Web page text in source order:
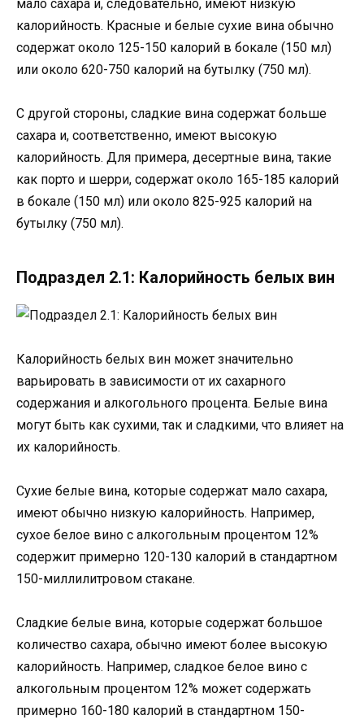
мало сахара и, следовательно, имеют низкую
калорийность. Красные и белые сухие вина обычно
содержат около 125-150 калорий в бокале (150 мл)
или около 620-750 калорий на бутылку (750 мл).
С другой стороны, сладкие вина содержат больше
сахара и, соответственно, имеют высокую
калорийность. Для примера, десертные вина, такие
как порто и шерри, содержат около 165-185 калорий
в бокале (150 мл) или около 825-925 калорий на
бутылку (750 мл).
Подраздел 2.1: Калорийность белых вин
Калорийность белых вин может значительно
варьировать в зависимости от их сахарного
содержания и алкогольного процента. Белые вина
могут быть как сухими, так и сладкими, что влияет на
их калорийность.
Сухие белые вина, которые содержат мало сахара,
имеют обычно низкую калорийность. Например,
сухое белое вино с алкогольным процентом 12%
содержит примерно 120-130 калорий в стандартном
150-миллилитровом стакане.
Сладкие белые вина, которые содержат большое
количество сахара, обычно имеют более высокую
калорийность. Например, сладкое белое вино с
алкогольным процентом 12% может содержать
примерно 160-180 калорий в стандартном 150-